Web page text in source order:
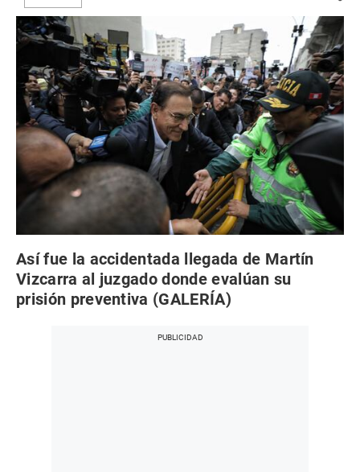
Así fue la accidentada llegada de Martín
Vizcarra al juzgado donde evalúan su
prisión preventiva (GALERÍA)